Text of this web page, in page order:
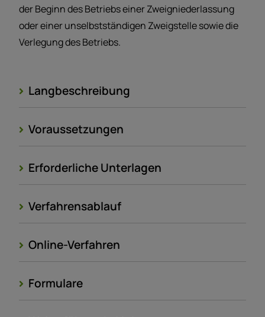
der Beginn des Betriebs einer Zweigniederlassung
oder einer unselbstständigen Zweigstelle sowie die
Verlegung des Betriebs.
Langbeschreibung
Voraussetzungen
Erforderliche Unterlagen
Verfahrensablauf
Online-Verfahren
Formulare